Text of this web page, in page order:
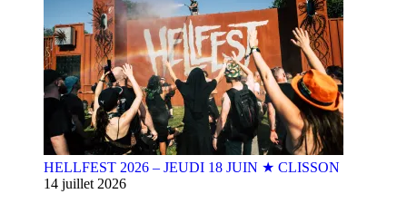
HELLFEST 2026 – JEUDI 18 JUIN ★ CLISSON
14 juillet 2026